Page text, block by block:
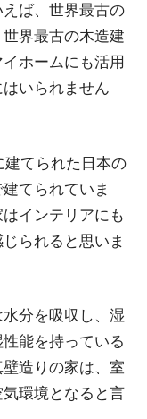
ば、世界最古の
界最古の木造建
ホームにも活用
いられません
建てられた日本の
てられていま
インテリアにも
られると思いま
分を吸収し、湿
能を持っている
造りの家は、室
環境となると言